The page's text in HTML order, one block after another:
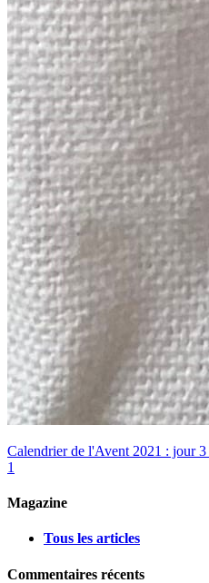
Calendrier de l'Avent 2021 : jour 3
1
Magazine
Tous les articles
Commentaires récents